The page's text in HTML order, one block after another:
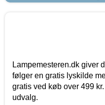
Lampemesteren.dk giver
følger en gratis lyskilde
gratis ved køb over 499
udvalg.